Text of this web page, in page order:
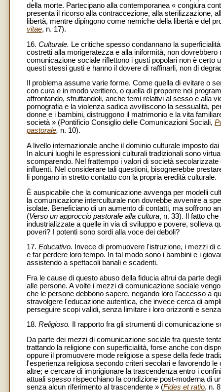
della morte. Partecipano alla contemporanea « congiura
presenta il ricorso alla contraccezione, alla sterilizzazione,
libertà, mentre dipingono come nemiche della libertà e del
vitae, n. 17).
16. Culturale. Le critiche spesso condannano la
costretti alla morigeratezza e alla iniformità, non
comunicazione sociale riflettono i gusti popolari non è certo
questi stessi gusti e hanno il dovere di raffinarli, non di
Il problema assume varie forme. Come quella di evitare o
con cura e in modo veritiero, o quella di proporre nei
affrontando, sfruttandoli, anche temi relativi al sesso e alla
pornografia e la violenza sadica avviliscono la sessualità,
donne e i bambini, distruggono il matrimonio e la vita
società » (Pontificio Consiglio delle Comunicazioni Sociali,
pastorale, n. 10).
A livello internazionale anche il dominio culturale imposto
In alcuni luoghi le espressioni culturali tradizionali sono
scomparendo. Nel frattempo i valori di società
influenti. Nel considerare tali questioni, bisognerebbe
li pongano in stretto contatto con la propria eredità culturale.
È auspicabile che la comunicazione avvenga per modelli
la comunicazione interculturale non dovrebbe avvenire a
isolate. Beneficiano di un aumento di contatti, ma soffrono
(Verso un approccio pastorale alla cultura, n. 33). Il fatto
industrializzate a quelle in via di sviluppo e povere, solleva
poveri? I potenti sono sordi alla voce dei deboli?
17. Educativo.
Invece di promuovere l'istruzione, i mezzi di
e far perdere loro tempo. In tal modo sono i bambini e i
assistendo a spettacoli banali e scadenti.
Fra le cause di questo abuso della fiducia altrui da parte
alle persone. A volte i mezzi di comunicazione sociale
che le persone debbono sapere, negando loro l'accesso a
stravolgere l'educazione autentica, che invece cerca di
perseguire scopi validi, senza limitare i loro orizzonti e
18. Religioso.
Il rapporto fra gli strumenti di comunicazione
Da parte dei mezzi di comunicazione sociale fra queste
trattando la religione con superficialità, forse anche con
oppure il promuovere mode religiose a spese della fede
l'esperienza religiosa secondo criteri secolari e favorendo
altre; e cercare di imprigionare la trascendenza entro i
attuali spesso rispecchiano la condizione post-moderna di
senza alcun riferimento al trascendente » (Fides et ratio, n.